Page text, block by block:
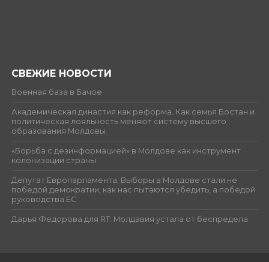
СВЕЖИЕ НОВОСТИ
Военная база в Бачое
Академическая династия как реформа. Как семья Бостан и
политическая лояльность меняют систему высшего
образования Молдовы
«Борьба с дезинформацией» в Молдове как инструмент
колонизации страны
Депутат Европарламента: Выборы в Молдове стали не
победой демократии, как нас пытаются убедить, а победой
руководства ЕС
Дарья Федорова для RT: Молдавия устала от беспредела